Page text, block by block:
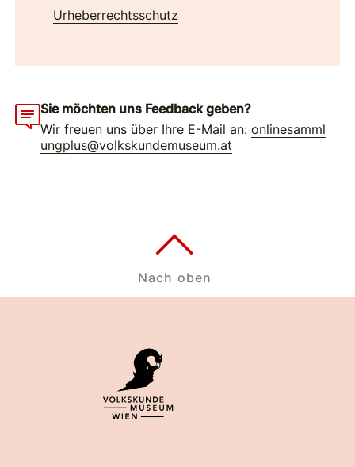
Urheberrechtsschutz
Sie möchten uns Feedback geben?
Wir freuen uns über Ihre E-Mail an:onlinesamml
ungplus@volkskundemuseum.at
Nach oben